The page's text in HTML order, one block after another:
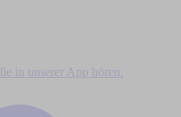
in unserer App hören.